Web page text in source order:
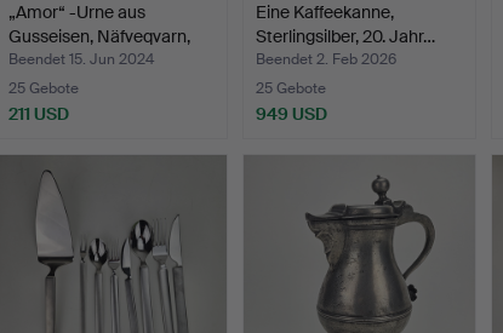
„Amor“ -Urne aus
Gusseisen, Näfveqvarn,
20…
Beendet 15. Jun 2024
25 Gebote
211 USD
Eine Kaffeekanne,
Sterlingsilber, 20. Jahr…
Beendet 2. Feb 2026
25 Gebote
949 USD